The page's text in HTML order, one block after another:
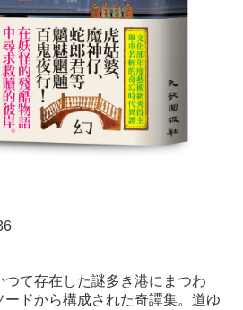
つて存在した謎多き港にまつわ
ードから構成された奇譚集。道ゆ